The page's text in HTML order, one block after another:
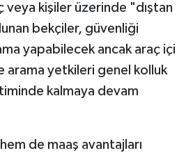
veya kişiler üzerinde "dıştan
bekçiler, güvenliği
yapabilecek ancak araç içi
arama yetkileri genel kolluk
kalmaya devam
de maaş avantajları